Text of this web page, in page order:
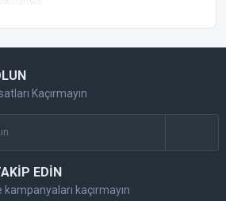
Kaçırmayın
EDİN
kaçırmayın